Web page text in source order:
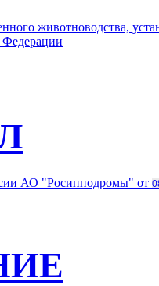
животноводства,
Федерации
АО "Росипподромы" от